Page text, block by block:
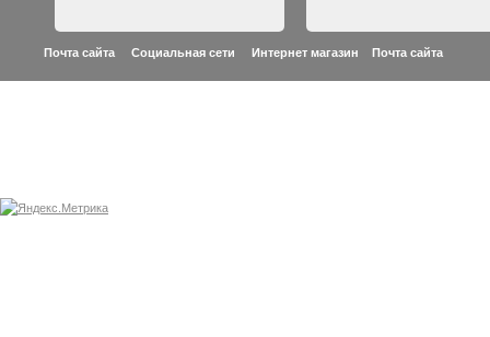
Почта сайта Социальная сети Интернет магазин Почта сайта